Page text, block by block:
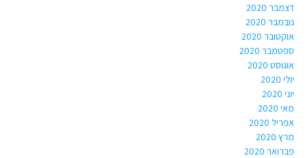
דצמבר 2020
נובמבר 2020
אוקטובר 2020
ספטמבר 2020
אוגוסט 2020
יולי 2020
יוני 2020
מאי 2020
אפריל 2020
מרץ 2020
פברואר 2020